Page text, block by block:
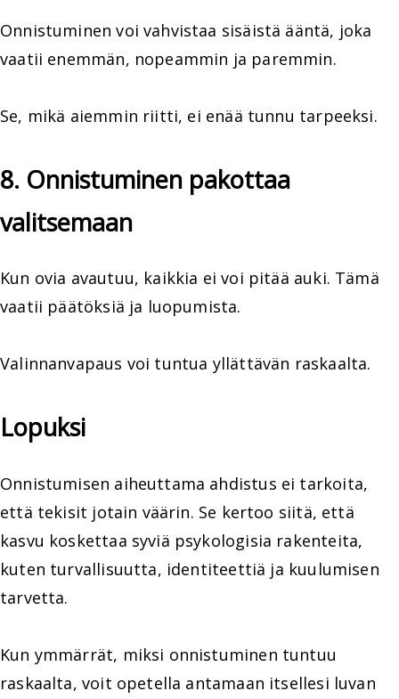
Onnistuminen voi vahvistaa sisäistä ääntä, joka
vaatii enemmän, nopeammin ja paremmin.
Se, mikä aiemmin riitti, ei enää tunnu tarpeeksi.
8. Onnistuminen pakottaa
valitsemaan
Kun ovia avautuu, kaikkia ei voi pitää auki. Tämä
vaatii päätöksiä ja luopumista.
Valinnanvapaus voi tuntua yllättävän raskaalta.
Lopuksi
Onnistumisen aiheuttama ahdistus ei tarkoita,
että tekisit jotain väärin. Se kertoo siitä, että
kasvu koskettaa syviä psykologisia rakenteita,
kuten turvallisuutta, identiteettiä ja kuulumisen
tarvetta.
Kun ymmärrät, miksi onnistuminen tuntuu
raskaalta, voit opetella antamaan itsellesi luvan